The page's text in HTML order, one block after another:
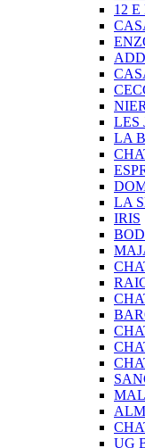
12
LES
LA
LA
IRIS
UG